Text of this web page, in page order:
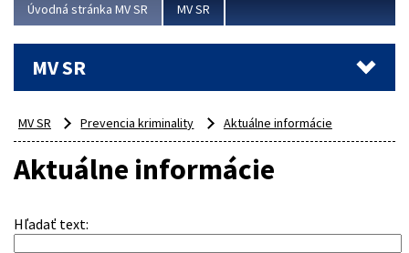
Úvodná stránka MV SR MV SR
MV SR
MV SR Prevencia kriminality Aktuálne informácie
Aktuálne informácie
Hľadať text: